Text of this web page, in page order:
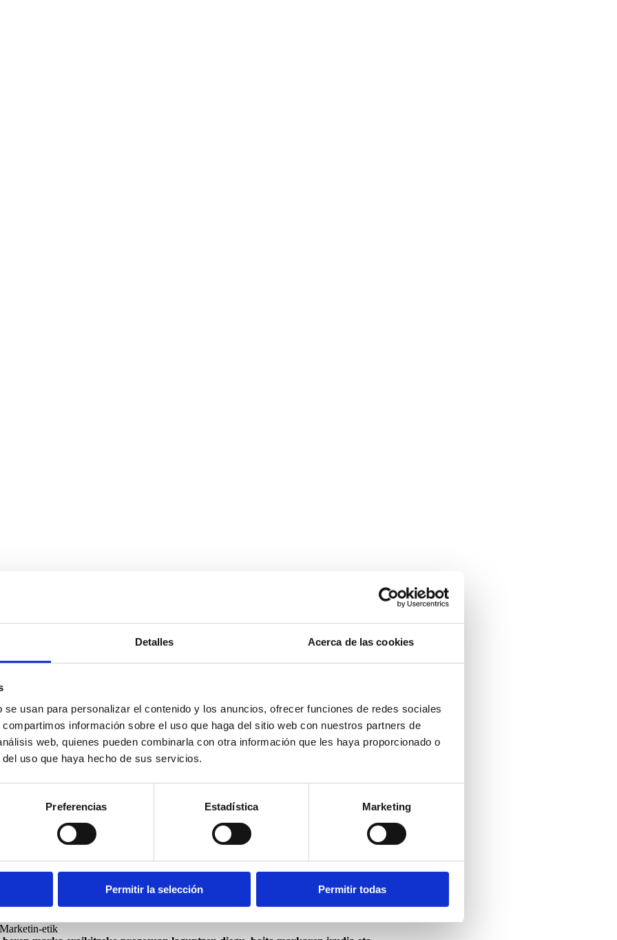
Detalles Acerca de las cookies
usan para personalizar el contenido y los anuncios, ofrecer funciones de redes sociales
información sobre el uso que haga del sitio web con nuestros partners de
web, quienes pueden combinarla con otra información que les haya proporcionado o
uso que haya hecho de sus servicios.
Preferencias Estadística Marketing
Permitir la selección Permitir todas
maila
etik